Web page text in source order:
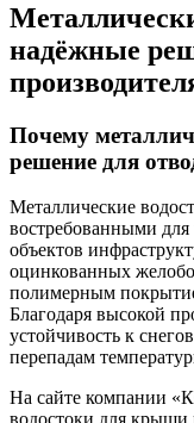
надёжные
Почему
решение для
Металлические
востребованными
объектов
оцинкованных
полимерным
Благодаря высокой
устойчивость к
перепадам
На сайте компании